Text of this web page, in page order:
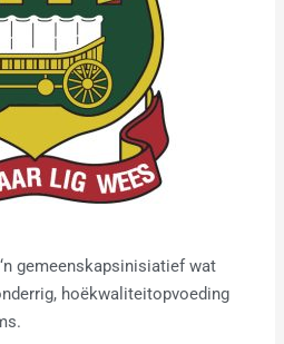
gemeenskapsinisiatief wat
hoëkwaliteitopvoeding